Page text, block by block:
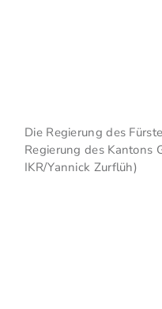
Die Regierung des
Regierung des Kantons
IKR/Yannick Zurflüh)